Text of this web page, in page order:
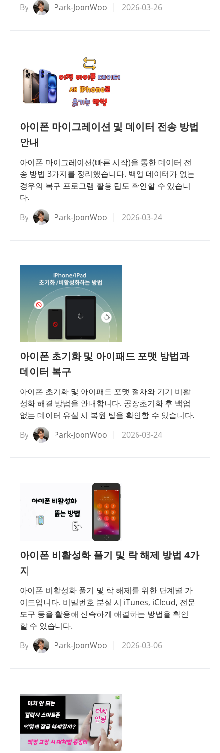
By Park-JoonWoo 2026-03-26
아이폰 마이그레이션 및 데이터 전송 방법
안내
아이폰 마이그레이션(빠른 시작)을 통한 데이터 전
송 방법 3가지를 정리했습니다. 백업 데이터가 없는
경우의 복구 프로그램 활용 팁도 확인할 수 있습니
다.
By
Park-JoonWoo 2026-03-24
아이폰 초기화 및 아이패드 포맷 방법과
데이터 복구
아이폰 초기화 및 아이패드 포맷 절차와 기기 비활
성화 해결 방법을 안내합니다. 공장초기화 후 백업
없는 데이터 유실 시 복원 팁을 확인할 수 있습니다.
By
Park-JoonWoo 2026-03-24
아이폰 비활성화 풀기 및 락 해제 방법 4가
지
아이폰 비활성화 풀기 및 락 해제를 위한 단계별 가
이드입니다. 비밀번호 분실 시 iTunes, iCloud, 전문
도구 등을 활용해 신속하게 해결하는 방법을 확인
할 수 있습니다.
By
Park-JoonWoo 2026-03-06